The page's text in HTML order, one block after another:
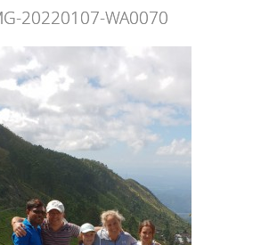
20220107-WA0070